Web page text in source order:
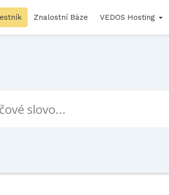
Znalostní Báze VEDOS Hosting